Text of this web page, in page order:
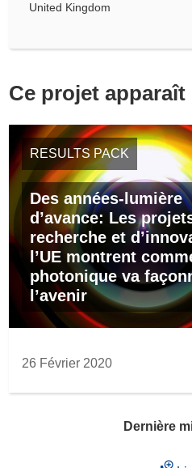
United Kingdom
Ce projet apparaît
RESULTS PACK
Des années-lumière
d’avance: Les
recherche et
l’UE montrent
photonique va
l’avenir
26 Février 2020
Dernière